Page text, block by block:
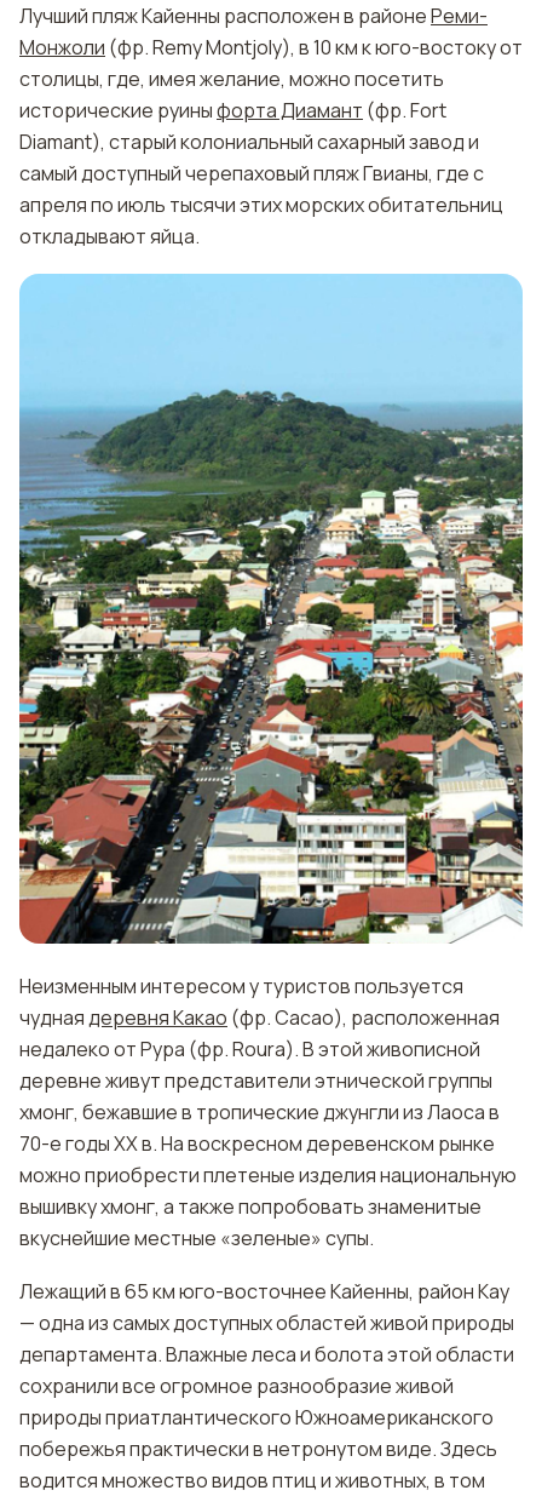
Лучший пляж Кайенны расположен в районеРеми-
Монжоли (фр. Rеmy Montjoly), в 10 км к юго-востоку от
столицы, где, имея желание, можно посетить
исторические руиныфорта Диамант (фр. Fort
Diamant), старый колониальный сахарный завод и
самый доступный черепаховый пляж Гвианы, где с
апреля по июль тысячи этих морских обитательниц
откладывают яйца.
Неизменным интересом у туристов пользуется
чуднаядеревня Какао (фр. Cacao), расположенная
недалеко от Рура (фр. Roura). В этой живописной
деревне живут представители этнической группы
хмонг, бежавшие в тропические джунгли из Лаоса в
70-е годы ХХ в. На воскресном деревенском рынке
можно приобрести плетеные изделия национальную
вышивку хмонг, а также попробовать знаменитые
вкуснейшие местные «зеленые» супы.
Лежащий в 65 км юго-восточнее Кайенны, район Кау
— одна из самых доступных областей живой природы
департамента. Влажные леса и болота этой области
сохранили все огромное разнообразие живой
природы приатлантического Южноамериканского
побережья практически в нетронутом виде. Здесь
водится множество видов птиц и животных, в том